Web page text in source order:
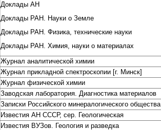
Доклады АН
Доклады РАН. Науки о Земле
Доклады РАН. Физика, технические науки
Доклады РАН. Химия, науки о материалах
Журнал аналитической химии
Журнал прикладной спектроскопии [г. Минск]
Журнал физической химии
Заводская лаборатория. Диагностика материалов
Записки Российского минералогического общества
Известия АН СССР, сер. Геологическая
Известия ВУЗов. Геология и разведка